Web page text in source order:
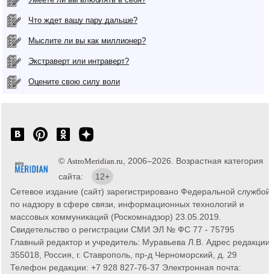
Что ждет вашу пару дальше?
Мыслите ли вы как миллионер?
Экстраверт или интраверт?
Оцените свою силу воли
© AstroMeridian.ru , 2006–2026. Возрастная категория
сайта:
12+
Сетевое издание (сайт) зарегистрировано Федеральной службой
по надзору в сфере связи, информационных технологий и
массовых коммуникаций (Роскомнадзор) 23.05.2019.
Свидетельство о регистрации СМИ ЭЛ № ФС 77 - 75795
Главный редактор и учредитель: Муравьева Л.В. Адрес
355018, Россия, г. Ставрополь, пр-д Черноморский, д. 29
Телефон редакции: +7 928 827-76-37 Электронная почта: